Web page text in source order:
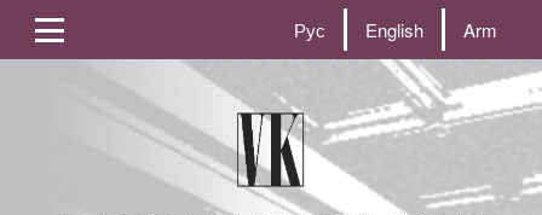
Рус English Arm